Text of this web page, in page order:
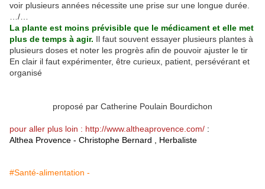
voir plusieurs années nécessite une prise sur une longue durée.
…/…
La plante est moins prévisible que le médicament et elle met
plus de temps à agir. Il faut souvent essayer plusieurs plantes à
plusieurs doses et noter les progrès afin de pouvoir ajuster le tir
En clair il faut expérimenter, être curieux, patient, persévérant et
organisé
proposé par Catherine Poulain Bourdichon
pour aller plus loin : http://www.altheaprovence.com/ :
Althea Provence - Christophe Bernard , Herbaliste
#Santé-alimentation -